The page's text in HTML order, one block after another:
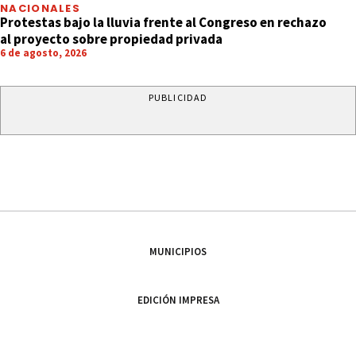
NACIONALES
Protestas bajo la lluvia frente al Congreso en rechazo
al proyecto sobre propiedad privada
6 de agosto, 2026
PUBLICIDAD
MUNICIPIOS
EDICIÓN IMPRESA